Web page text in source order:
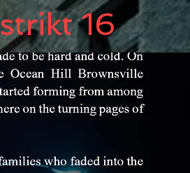
16